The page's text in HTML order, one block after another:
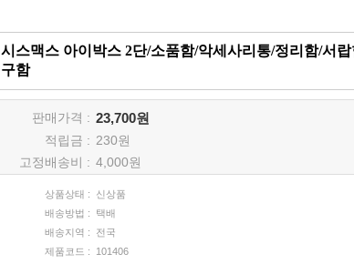
시스맥스 아이박스 2단/소품함/악세사리통/정리함/서
구함
판매가격 : 23,700원
적립금 : 230원
고정배송비 : 4,000원
상품상태 :
신상품
배송방법 :
택배
배송지역 :
전국
제품코드 :
101406